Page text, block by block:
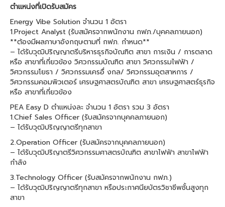
ตำแหน่งที่เปิดรับสมัคร
Energy Vibe Solution จำนวน 1 อัตรา
1.Project Analyst (รับสมัครจากพนักงาน กฟภ./บุคคลภายนอก)
**ต้องมีผลภาษาอังกฤษตามที่ กฟภ. กำหนด**
– ได้รับวุฒิปริญญาตรีบริหารธุรกิจบัณฑิต สาขา การเงิน / การตลาด
หรือ สาขาที่เกี่ยวข้อง วิศวกรรมบัณฑิต สาขา วิศวกรรมไฟฟ้า /
วิศวกรรมโยธา / วิศวกรรมเครอื่ งกล/ วิศวกรรมอุตสาหการ /
วิศวกรรมคอมพิวเตอร์ เศรษฐศาสตรบัณฑิต สาขา เศรษฐศาสตร์ธุรกิจ
หรือ สาขาที่เกี่ยวข้อง
PEA Easy D ตำแหน่งละ จำนวน 1 อัตรา รวม 3 อัตรา
1.Chief Sales Officer (รับสมัครจากบุคคลภายนอก)
– ได้รับวุฒิปริญญาตรีทุกสาขา
2.Operation Officer (รับสมัครจากบุคคลภายนอก)
– ได้รับวุฒิปริญาตรีวิศวกรรมศาสตรบัณฑิต สาขาไฟฟ้า สาขาไฟฟ้า
กำลัง
3.Technology Officer (รับสมัครจากพนักงาน กฟภ.)
– ได้รับวุฒิปริญญาตรีทุกสาขา หรือประกาศนียบัตรวิชาชีพชั้นสูงทุก
สาขา